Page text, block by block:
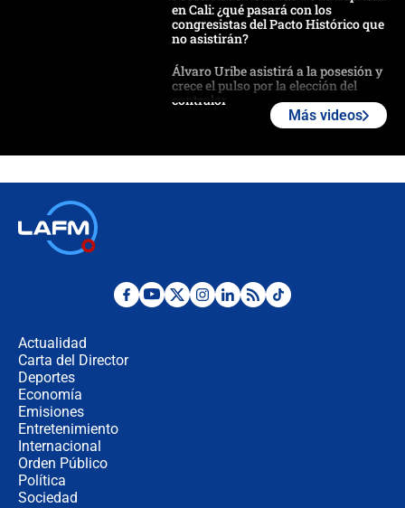
en Cali: ¿qué pasará con los
congresistas del Pacto Histórico que
no asistirán?
Álvaro Uribe asistirá a la posesión y
crece el pulso por la elección del
contralor
Estratega de Abelardo de la Espriella
Más videos
Actualidad
Carta del Director
Deportes
Economía
Emisiones
Entretenimiento
Internacional
Orden Público
Política
Sociedad